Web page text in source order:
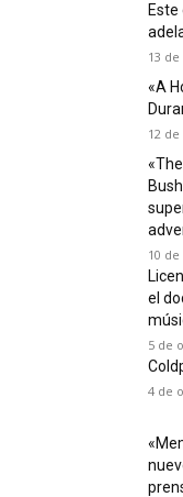
13
«A
12
10
el
5 de
4 de